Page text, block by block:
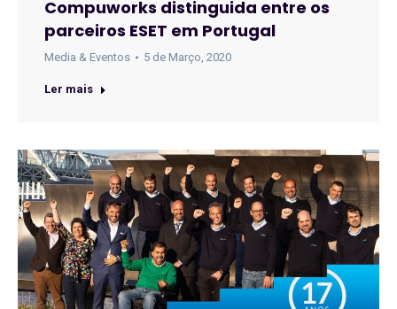
Compuworks distinguida entre os
parceiros ESET em Portugal
Media & Eventos 5 de Março, 2020
Ler mais